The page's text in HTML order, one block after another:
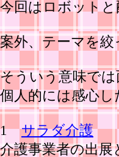
今回はロボット
案外、テーマを
そういう意味で
個人的には感心し
1サラダ介護
介護事業者の出